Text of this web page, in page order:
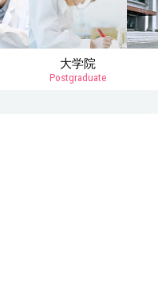
大学院
Postgraduate